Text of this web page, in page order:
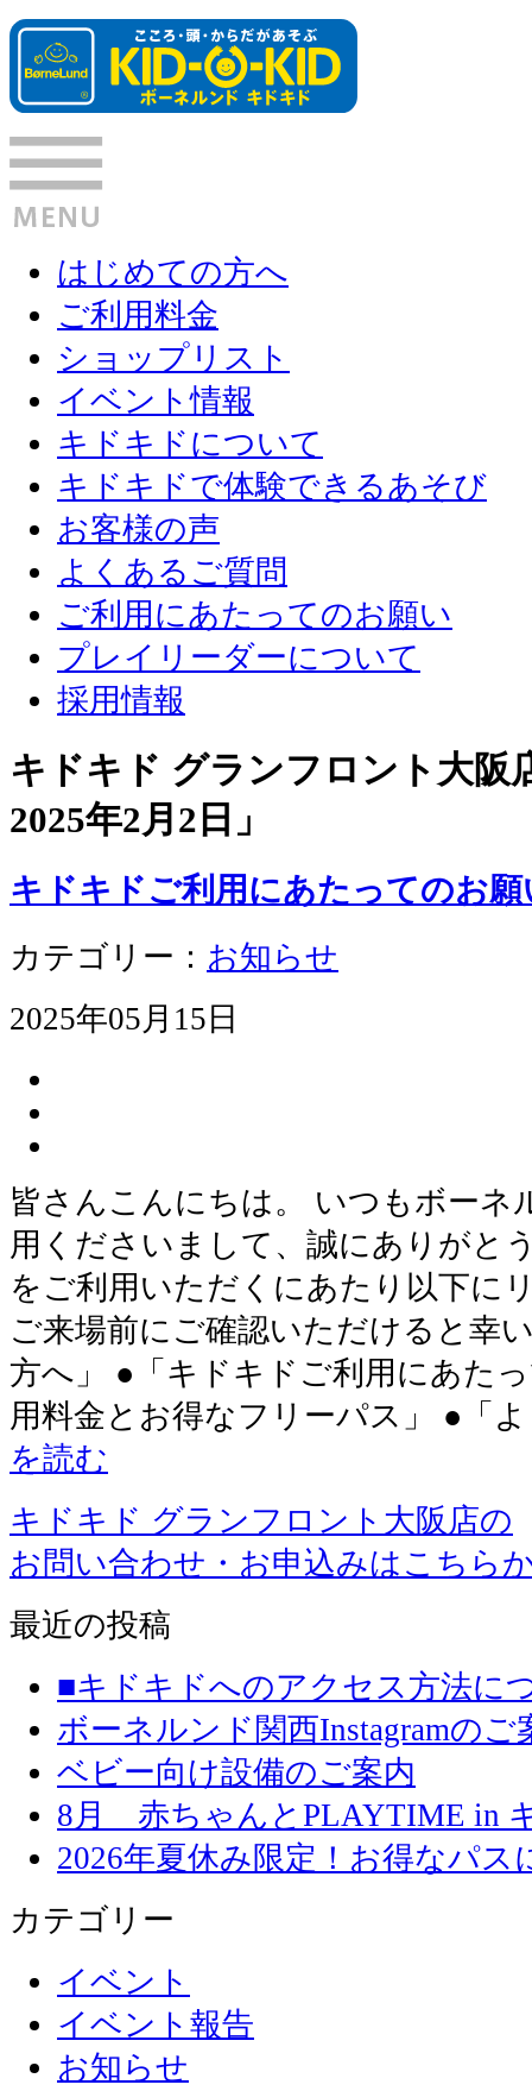
はじめての方へ
ご利用料金
ショップリスト
イベント情報
キドキドについて
キドキドで体験できるあそび
お客様の声
よくあるご質問
ご利用にあたってのお願い
プレイリーダーについて
採用情報
キドキド グランフロント大
2025年2月2日 」
キドキドご利用にあたってのお願
カテゴリー： お知らせ
2025年05月15日
皆さんこんにちは。 いつもボーネ
用くださいまして、誠にありがと
をご利用いただくにあたり以下に
ご来場前にご確認いただけると幸
方へ」 ●「キドキドご利用にあた
用料金とお得なフリーパス」 ●「
を読む
キドキド グランフロント大阪店の
お問い合わせ・お申込みはこちら
最近の投稿
■キドキドへのアクセス方法に
ボーネルンド関西Instagramのご
ベビー向け設備のご案内
8月 赤ちゃんとPLAYTIME in
2026年夏休み限定！お得なパス
カテゴリー
イベント
イベント報告
お知らせ